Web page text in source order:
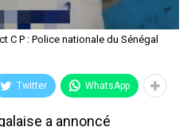
C P : Police nationale du Sénégal
Twitter WhatsApp
a annoncé